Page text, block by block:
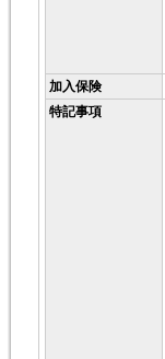
加入保険
特記事項